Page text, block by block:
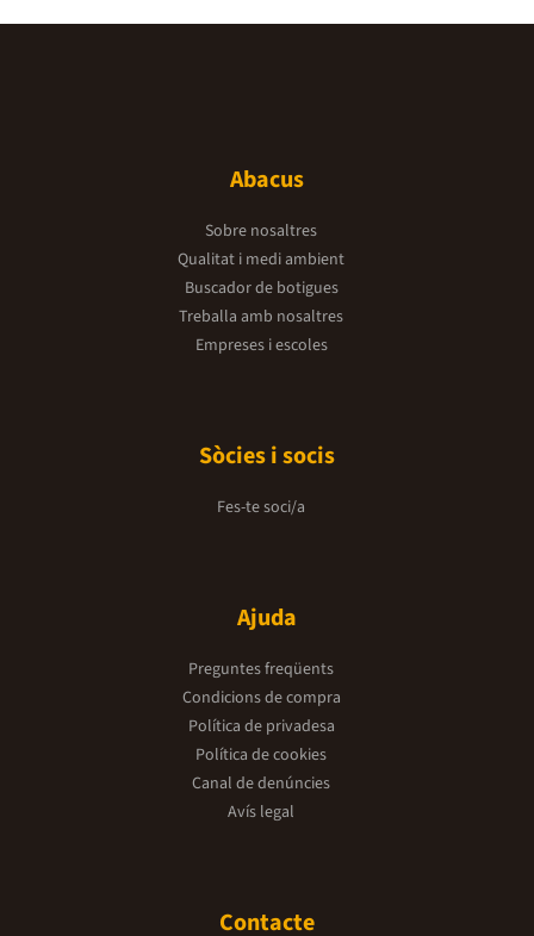
Abacus
Sobre nosaltres
Qualitat i medi ambient
Buscador de botigues
Treballa amb nosaltres
Empreses i escoles
Sòcies i socis
Fes-te soci/a
Ajuda
Preguntes freqüents
Condicions de compra
Política de privadesa
Política de cookies
Canal de denúncies
Avís legal
Contacte